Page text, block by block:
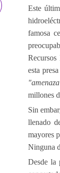
Este
famosa
esta presa
millones
Sin
llenado
mayores
Ninguna
Desde la